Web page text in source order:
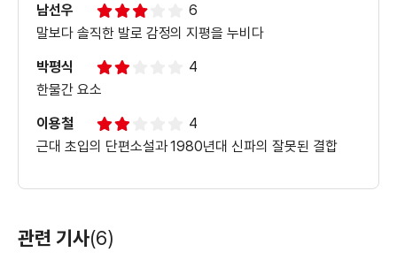
남선우
6
말보다 솔직한 발로 감정의 지평을 누비다
박평식
4
한물간 요소
이용철
4
근대 초입의 단편소설과 1980년대 신파의 잘못된 결합
관련 기사(6)